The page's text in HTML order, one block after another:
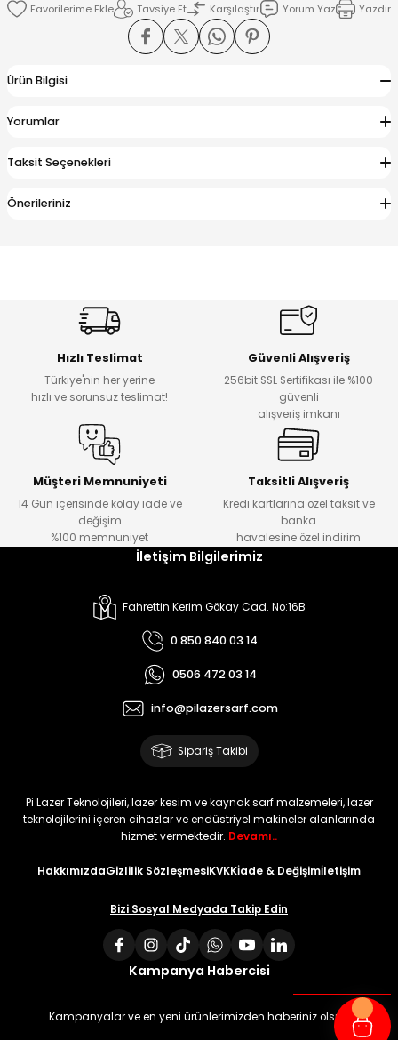
Tavsiye Et
Karşılaştır Yorum Yaz Yazdır
Ürün Bilgisi
Yorumlar
Taksit Seçenekleri
Önerileriniz
Hızlı Teslimat
Türkiye'nin her yerine
hızlı ve sorunsuz teslimat!
Güvenli Alışveriş
256bit SSL Sertifikası ile %100
güvenli
alışveriş imkanı
Müşteri Memnuniyeti
14 Gün içerisinde kolay iade ve
değişim
%100 memnuniyet
Taksitli Alışveriş
Kredi kartlarına özel taksit ve
banka
havalesine özel indirim
İletişim Bilgilerimiz
Fahrettin Kerim Gökay Cad. No:16B
0 850 840 03 14
0506 472 03 14
info@pilazersarf.com
Sipariş Takibi
Pi Lazer Teknolojileri, lazer kesim ve kaynak sarf malzemeleri, lazer
teknolojilerini içeren cihazlar ve endüstriyel makineler alanlarında
hizmet vermektedir. Devamı..
HakkımızdaGizlilik SözleşmesiKVKKİade & Değişimİletişim
Bizi Sosyal Medyada Takip Edin
Kampanya Habercisi
Kampanyalar ve en yeni ürünlerimizden haberiniz olsun